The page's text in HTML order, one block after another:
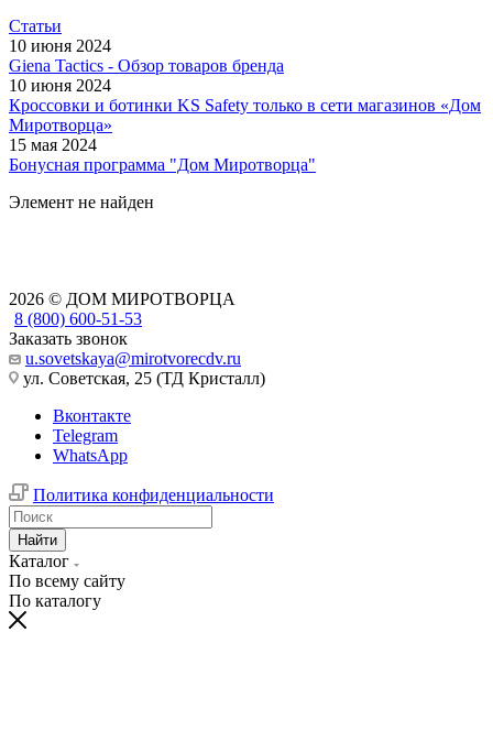
Статьи
10 июня 2024
Giena Tactics - Обзор товаров бренда
10 июня 2024
Кроссовки и ботинки KS Safety только в сети магазинов «Дом
Миротворца»
15 мая 2024
Бонусная программа "Дом Миротворца"
Элемент не найден
2026 © ДОМ МИРОТВОРЦА
8 (800) 600-51-53
Заказать звонок
u.sovetskaya@mirotvorecdv.ru
ул. Советская, 25 (ТД Кристалл)
Вконтакте
Telegram
WhatsApp
Политика конфиденциальности
Найти
Каталог
По всему сайту
По каталогу